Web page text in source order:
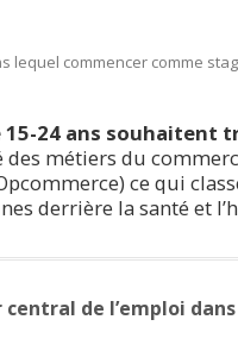
lequel commencer comme
15-24 ans souhaitent
des métiers du
ce qui
derrière la santé et
de l’emploi